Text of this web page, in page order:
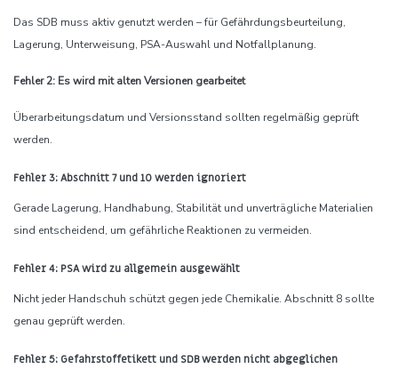
Das SDB muss aktiv genutzt werden – für Gefährdungsbeurteilung,
Lagerung, Unterweisung, PSA-Auswahl und Notfallplanung.
Fehler 2: Es wird mit alten Versionen gearbeitet
Überarbeitungsdatum und Versionsstand sollten regelmäßig geprüft
werden.
Fehler 3: Abschnitt 7 und 10 werden ignoriert
Gerade Lagerung, Handhabung, Stabilität und unverträgliche Materialien
sind entscheidend, um gefährliche Reaktionen zu vermeiden.
Fehler 4: PSA wird zu allgemein ausgewählt
Nicht jeder Handschuh schützt gegen jede Chemikalie. Abschnitt 8 sollte
genau geprüft werden.
Fehler 5: Gefahrstoffetikett und SDB werden nicht abgeglichen